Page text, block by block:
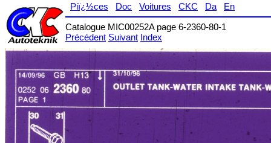
Piï¿½ces Doc Voitures CKC Da
En
Catalogue MIC00252A page 6-2360-80-1
Précédent Suivant Index